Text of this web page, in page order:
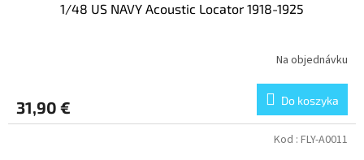
1/48 US NAVY Acoustic Locator 1918-1925
Na objednávku
31,90 € Do koszyka
Kod : FLY-A0011